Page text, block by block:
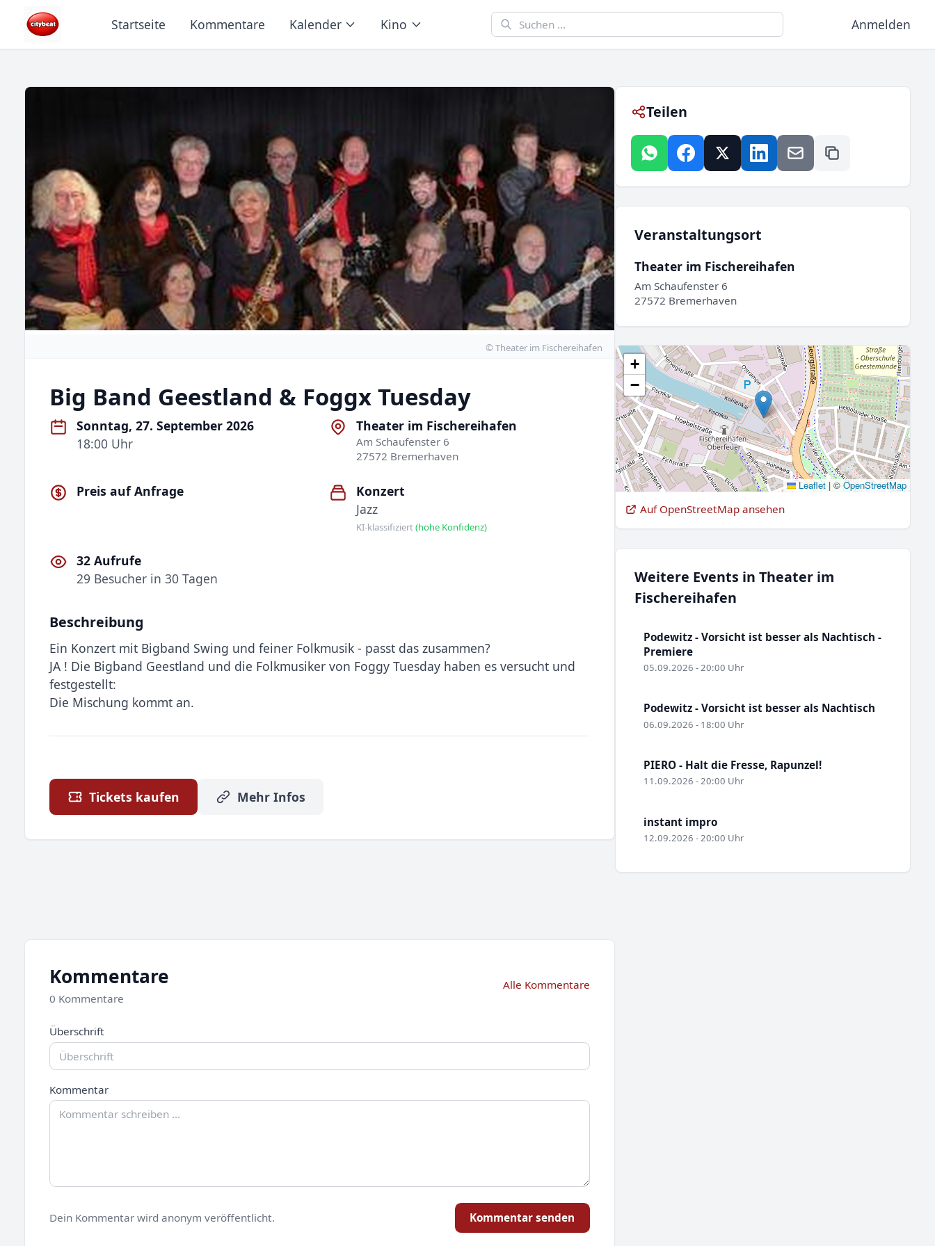
Startseite Kommentare Kalender Kino Anmelden
© Theater im Fischereihafen
Big Band Geestland & Foggx Tuesday
Sonntag, 27. September 2026
18:00 Uhr
Theater im Fischereihafen
Am Schaufenster 6
27572 Bremerhaven
Preis auf Anfrage
Konzert
Jazz
KI-klassifiziert(hohe Konfidenz)
32 Aufrufe
29 Besucher in 30 Tagen
Beschreibung
Ein Konzert mit Bigband Swing und feiner Folkmusik - passt das zusammen?
JA ! Die Bigband Geestland und die Folkmusiker von Foggy Tuesday haben es versucht und
festgestellt:
Die Mischung kommt an.
Tickets kaufen Mehr Infos
Teilen
Veranstaltungsort
Theater im Fischereihafen
Am Schaufenster 6
27572 Bremerhaven
+
−
Leaflet |©OpenStreetMap
Auf OpenStreetMap ansehen
Weitere Events in Theater im
Fischereihafen
Podewitz - Vorsicht ist besser als Nachtisch -
Premiere
05.09.2026 - 20:00 Uhr
Podewitz - Vorsicht ist besser als Nachtisch
06.09.2026 - 18:00 Uhr
PIERO - Halt die Fresse, Rapunzel!
11.09.2026 - 20:00 Uhr
instant impro
12.09.2026 - 20:00 Uhr
Kommentare
0 Kommentare
Alle Kommentare
Überschrift
Kommentar
Dein Kommentar wird anonym veröffentlicht. Kommentar senden